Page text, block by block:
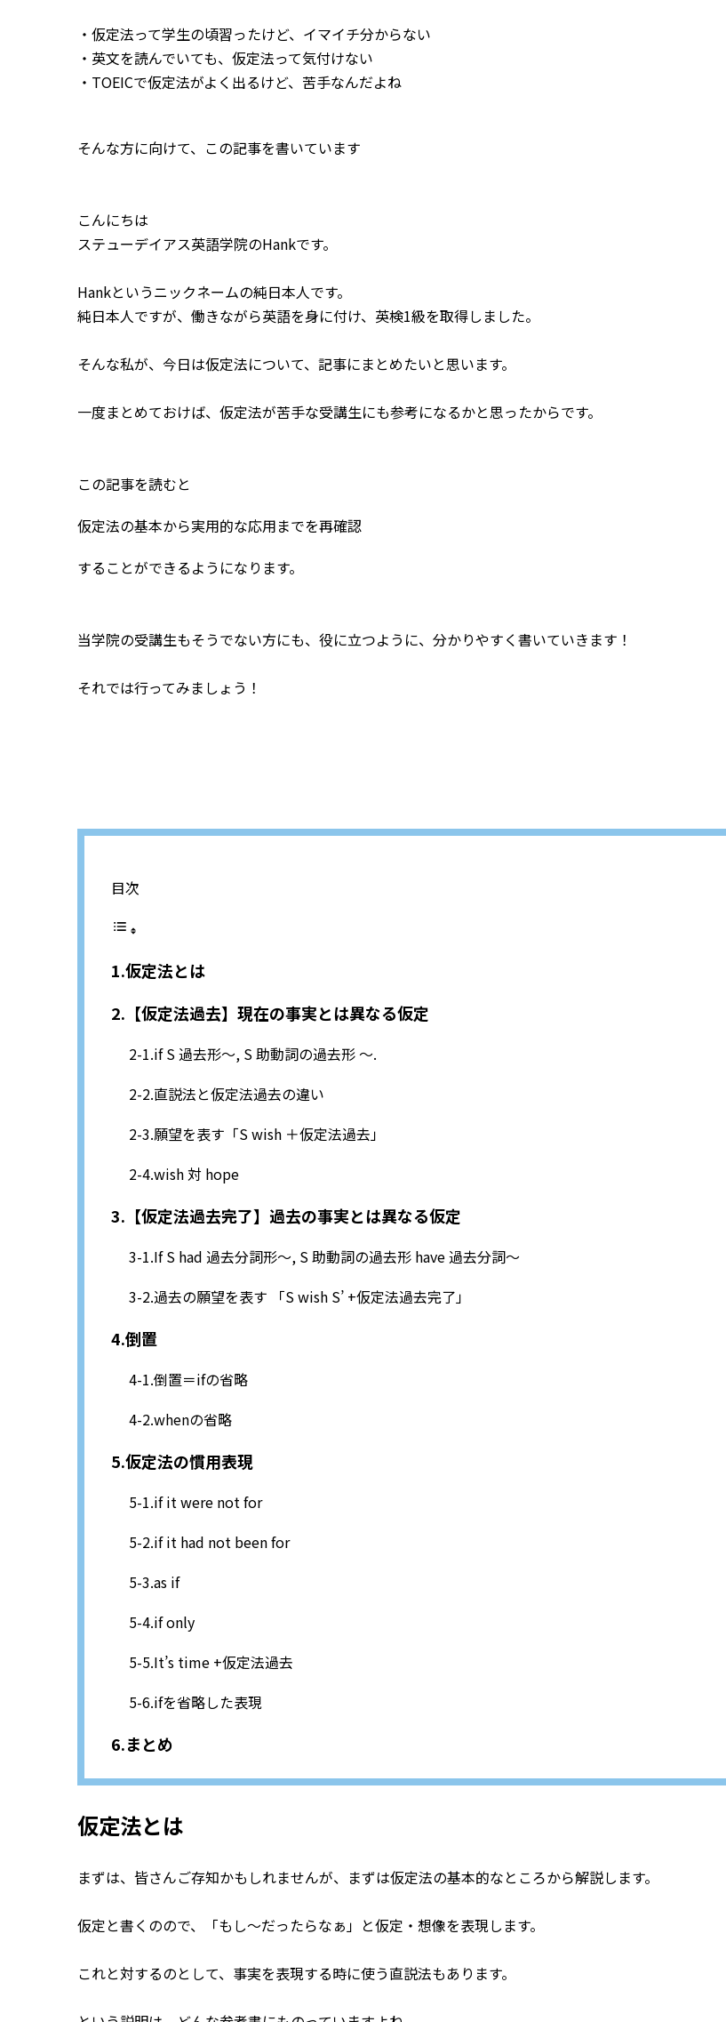
・仮定法って学生の頃習ったけど、イマイチ分からない
・英文を読んでいても、仮定法って気付けない
・TOEICで仮定法がよく出るけど、苦手なんだよね
そんな方に向けて、この記事を書いています
こんにちは
ステューデイアス英語学院のHankです。
Hankというニックネームの純日本人です。
純日本人ですが、働きながら英語を身に付け、英検1級を取得しました。
そんな私が、今日は仮定法について、記事にまとめたいと思います。
一度まとめておけば、仮定法が苦手な受講生にも参考になるかと思ったからです。
この記事を読むと
仮定法の基本から実用的な応用までを再確認
することができるようになります。
当学院の受講生もそうでない方にも、役に立つように、分かりやすく書いていきます！
それでは行ってみましょう！
目次
仮定法とは
【仮定法過去】現在の事実とは異なる仮定
if S 過去形～, S 助動詞の過去形 ～.
直説法と仮定法過去の違い
願望を表す「S wish ＋仮定法過去」
wish 対 hope
【仮定法過去完了】過去の事実とは異なる仮定
If S had 過去分詞形～, S 助動詞の過去形 have 過去分詞～
過去の願望を表す 「S wish S’ +仮定法過去完了」
倒置
倒置＝ifの省略
whenの省略
仮定法の慣用表現
if it were not for
if it had not been for
as if
if only
It’s time +仮定法過去
ifを省略した表現
まとめ
仮定法とは
まずは、皆さんご存知かもしれませんが、まずは仮定法の基本的なところから解説します。
仮定と書くのので、「もし～だったらなぁ」と仮定・想像を表現します。
これと対するのとして、事実を表現する時に使う直説法もあります。